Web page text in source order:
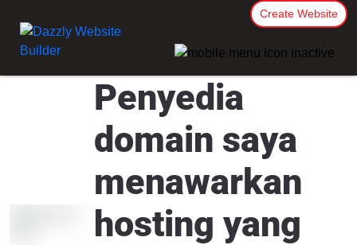
Create Website
Penyedia
domain saya
menawarkan
hosting yang